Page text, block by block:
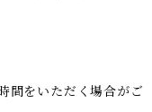
間をいただく場合がご